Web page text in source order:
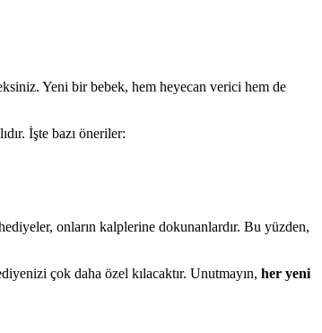
Yeni bir bebek, hem heyecan verici hem de
İşte bazı öneriler:
onların kalplerine dokunanlardır. Bu yüzden,
çok daha özel kılacaktır. Unutmayın, her yeni